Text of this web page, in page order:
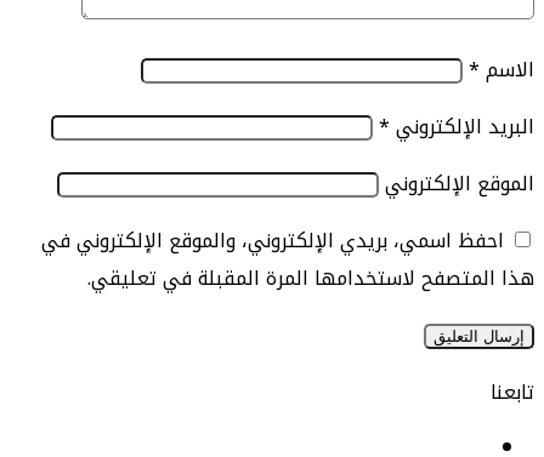
*
اسمي، بريدي الإلكتروني، والموقع الإلكتروني في
لاستخدامها المرة المقبلة في تعليقي.